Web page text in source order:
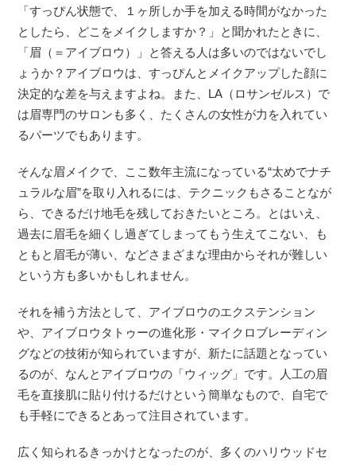
「すっぴん状態で、１ヶ所しか手を加える時間がなかった
としたら、どこをメイクしますか？」と聞かれたときに、
「眉（＝アイブロウ）」と答える人は多いのではないでし
ょうか？アイブロウは、すっぴんとメイクアップした顔に
決定的な差を与えますよね。また、LA（ロサンゼルス）で
は眉専門のサロンも多く、たくさんの女性が力を入れてい
るパーツでもあります。
そんな眉メイクで、ここ数年主流になっている“太めでナチ
ュラルな眉”を取り入れるには、テクニックもさることなが
ら、できるだけ地毛を残しておきたいところ。とはいえ、
過去に眉毛を細くし過ぎてしまってもう生えてこない、も
ともと眉毛が薄い、などさまざまな理由からそれが難しい
という方も多いかもしれません。
それを補う方法として、アイブロウのエクステンション
や、アイブロウタトゥーの進化形・マイクロブレーディン
グなどの技術が知られていますが、新たに話題となってい
るのが、なんとアイブロウの「ウィッグ」です。人工の眉
毛を直接肌に貼り付けるだけという簡単なもので、自宅で
も手軽にできるとあって注目されています。
広く知られるきっかけとなったのが、多くのハリウッドセ